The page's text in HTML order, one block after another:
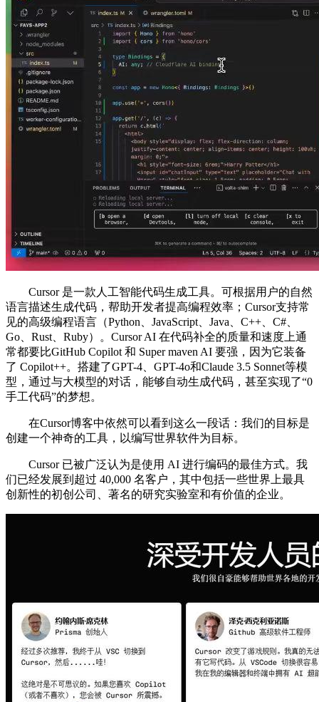
Cursor 是一款人工智能代码生成工具。可根据用户的自然
语言描述生成代码，帮助开发者提高编程效率；Cursor支持常
见的高级编程语言（Python、JavaScript、Java、C++、C#、
Go、Rust、Ruby）。Cursor AI 在代码补全的质量和速度上通
常都要比GitHub Copilot 和 Super maven AI 要强，因为它装备
了 Copilot++。搭建了GPT-4、GPT-4o和Claude 3.5 Sonnet等模
型，通过与大模型的对话，能够自动生成代码，甚至实现了“0
手工代码”的梦想。
在Cursor博客中依然可以看到这么一段话：我们的目标是
创建一个神奇的工具，以编写世界软件为目标。
Cursor 已被广泛认为是使用 AI 进行编码的最佳方式。我
们已经发展到超过 40,000 名客户，其中包括一些世界上最具
创新性的初创公司、著名的研究实验室和有价值的企业。